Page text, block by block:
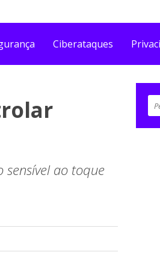
Ciberataques
ao toque